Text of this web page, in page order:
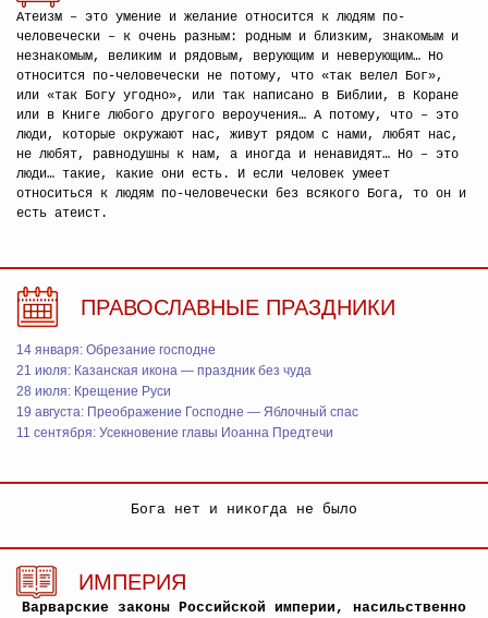
Атеизм – это умение и желание относится к людям по-
человечески – к очень разным: родным и близким, знакомым и
незнакомым, великим и рядовым, верующим и неверующим… Но
относится по-человечески не потому, что «так велел Бог»,
или «так Богу угодно», или так написано в Библии, в Коране
или в Книге любого другого вероучения… А потому, что – это
люди, которые окружают нас, живут рядом с нами, любят нас,
не любят, равнодушны к нам, а иногда и ненавидят… Но – это
люди… такие, какие они есть. И если человек умеет
относиться к людям по-человечески без всякого Бога, то он и
есть атеист.
ПРАВОСЛАВНЫЕ ПРАЗДНИКИ
14 января: Обрезание господне
21 июля: Казанская икона — праздник без чуда
28 июля: Крещение Руси
19 августа: Преображение Господне — Яблочный спас
11 сентября: Усекновение главы Иоанна Предтечи
Бога нет и никогда не было
ИМПЕРИЯ
Варварские законы Российской империи, насильственно